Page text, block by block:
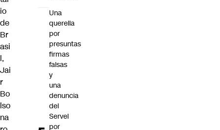
io
de
Br
asi
l,
Jai
r
Bo
lso
na
Una
querella
por
presuntas
firmas
falsas
y
una
denuncia
del
Servel
por